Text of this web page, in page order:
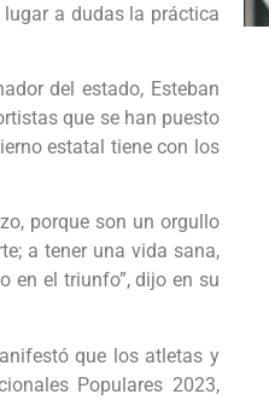
a dudas la práctica
del estado, Esteban
que se han puesto
estatal tiene con los
porque son un orgullo
a tener una vida sana,
en el triunfo”, dijo en su
que los atletas y
Populares 2023,